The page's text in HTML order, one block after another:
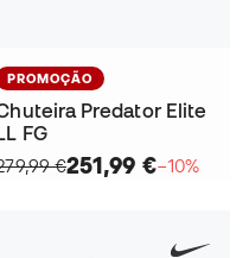
PROMOÇÃO
Predator Elite
FG
€251,99 €−10%